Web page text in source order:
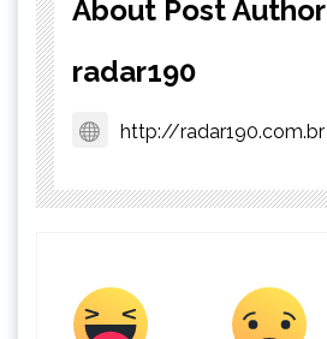
About Post Author
radar190
http://radar190.com.br